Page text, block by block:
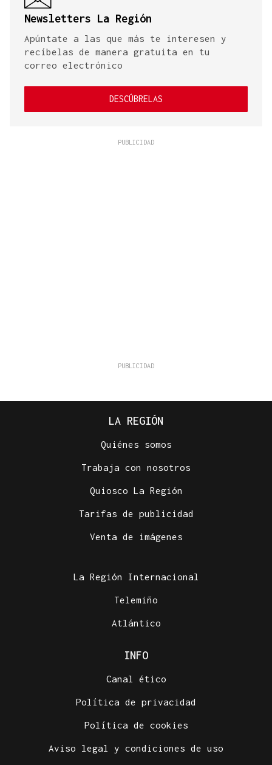
Newsletters La Región
Apúntate a las que más te interesen y
recíbelas de manera gratuita en tu
correo electrónico
DESCÚBRELAS
LA REGIÓN
Quiénes somos
Trabaja con nosotros
Quiosco La Región
Tarifas de publicidad
Venta de imágenes
La Región Internacional
Telemiño
Atlántico
INFO
Canal ético
Política de privacidad
Política de cookies
Aviso legal y condiciones de uso